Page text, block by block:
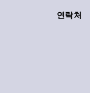
연락처